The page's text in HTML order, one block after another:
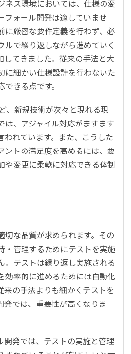
ネス環境においては、仕様の変
フォール開発は適していませ
に厳密な要件定義を行わず、必
ルで繰り返しながら進めていく
してきました。従来の手法と大
に細かい仕様設計を行わないた
きる点です。
、新規技術が次々と現れる現
は、アジャイル対応がますます
われています。また、こうした
ントの満足度を高めるには、要
や変更に柔軟に対応できる体制
切な品質が求められます。その
・管理するためにテストを実施
。テストは繰り返し実施される
効率的に進めるためには自動化
来の手法よりも細かくテストを
発では、重要性が高くなりま
開発では、テストの実施と管理